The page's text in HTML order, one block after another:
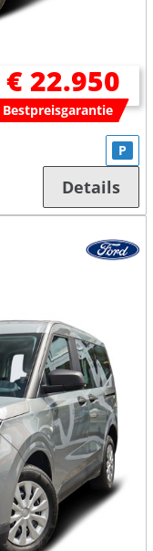
€ 22.950
Bestpreisgarantie
P
Details